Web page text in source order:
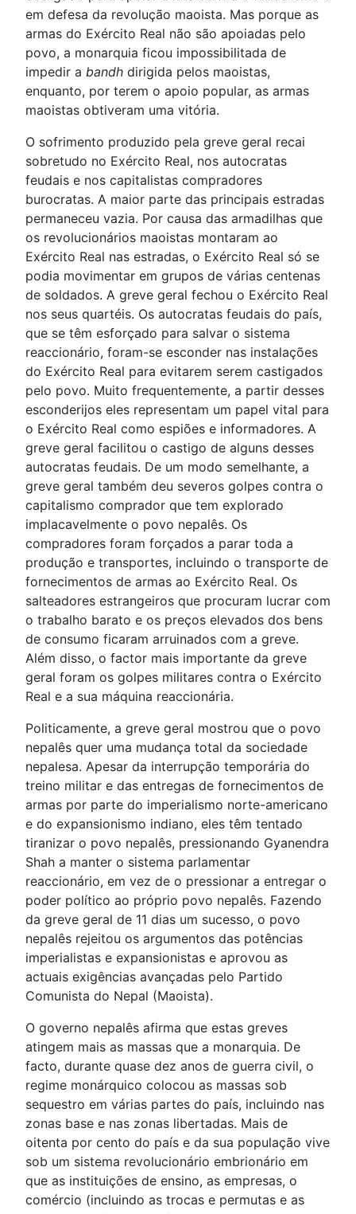
em defesa da revolução maoista. Mas porque as
armas do Exército Real não são apoiadas pelo
povo, a monarquia ficou impossibilitada de
impedir a bandh dirigida pelos maoistas,
enquanto, por terem o apoio popular, as armas
maoistas obtiveram uma vitória.
O sofrimento produzido pela greve geral recai
sobretudo no Exército Real, nos autocratas
feudais e nos capitalistas compradores
burocratas. A maior parte das principais estradas
permaneceu vazia. Por causa das armadilhas que
os revolucionários maoistas montaram ao
Exército Real nas estradas, o Exército Real só se
podia movimentar em grupos de várias centenas
de soldados. A greve geral fechou o Exército Real
nos seus quartéis. Os autocratas feudais do país,
que se têm esforçado para salvar o sistema
reaccionário, foram-se esconder nas instalações
do Exército Real para evitarem serem castigados
pelo povo. Muito frequentemente, a partir desses
esconderijos eles representam um papel vital para
o Exército Real como espiões e informadores. A
greve geral facilitou o castigo de alguns desses
autocratas feudais. De um modo semelhante, a
greve geral também deu severos golpes contra o
capitalismo comprador que tem explorado
implacavelmente o povo nepalês. Os
compradores foram forçados a parar toda a
produção e transportes, incluindo o transporte de
fornecimentos de armas ao Exército Real. Os
salteadores estrangeiros que procuram lucrar com
o trabalho barato e os preços elevados dos bens
de consumo ficaram arruinados com a greve.
Além disso, o factor mais importante da greve
geral foram os golpes militares contra o Exército
Real e a sua máquina reaccionária.
Politicamente, a greve geral mostrou que o povo
nepalês quer uma mudança total da sociedade
nepalesa. Apesar da interrupção temporária do
treino militar e das entregas de fornecimentos de
armas por parte do imperialismo norte-americano
e do expansionismo indiano, eles têm tentado
tiranizar o povo nepalês, pressionando Gyanendra
Shah a manter o sistema parlamentar
reaccionário, em vez de o pressionar a entregar o
poder político ao próprio povo nepalês. Fazendo
da greve geral de 11 dias um sucesso, o povo
nepalês rejeitou os argumentos das potências
imperialistas e expansionistas e aprovou as
actuais exigências avançadas pelo Partido
Comunista do Nepal (Maoista).
O governo nepalês afirma que estas greves
atingem mais as massas que a monarquia. De
facto, durante quase dez anos de guerra civil, o
regime monárquico colocou as massas sob
sequestro em várias partes do país, incluindo nas
zonas base e nas zonas libertadas. Mais de
oitenta por cento do país e da sua população vive
sob um sistema revolucionário embrionário em
que as instituições de ensino, as empresas, o
comércio (incluindo as trocas e permutas e as